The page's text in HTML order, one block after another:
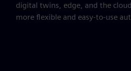
digital twins, edge, and the
more flexible and easy-to-use